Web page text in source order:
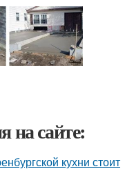
на сайте:
кухни стоит